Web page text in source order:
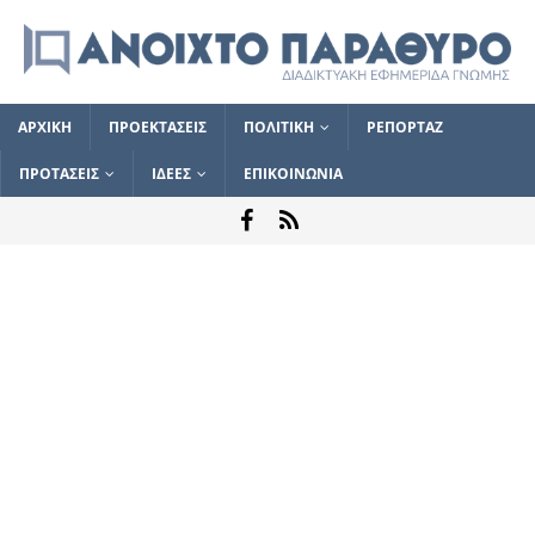
ΑΡΧΙΚΗ ΠΡΟΕΚΤΑΣΕΙΣ ΠΟΛΙΤΙΚΗ ΡΕΠΟΡΤΑΖ
ΠΡΟΤΑΣΕΙΣ ΙΔΕΕΣ ΕΠΙΚΟΙΝΩΝΙΑ